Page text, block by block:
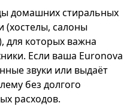
домашних стиральных
салоны
для которых важна
Если ваша Euronova
звуки или выдаёт
без долгого
расходов.